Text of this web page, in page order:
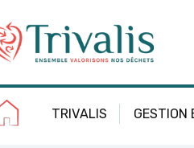
TRIVALIS GESTION